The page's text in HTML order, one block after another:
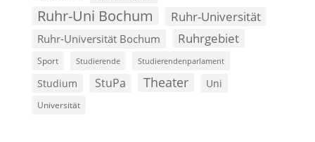
Ruhr-Uni Bochum Ruhr-Universität
Ruhr-Universität Bochum Ruhrgebiet
Sport Studierende Studierendenparlament
Studium StuPa Theater Uni
Universität